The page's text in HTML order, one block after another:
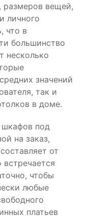
размеров вещей,
личного
что в
большинство
несколько
значений
так и
в доме.
под
на заказ,
от
чтобы
любые
платьев